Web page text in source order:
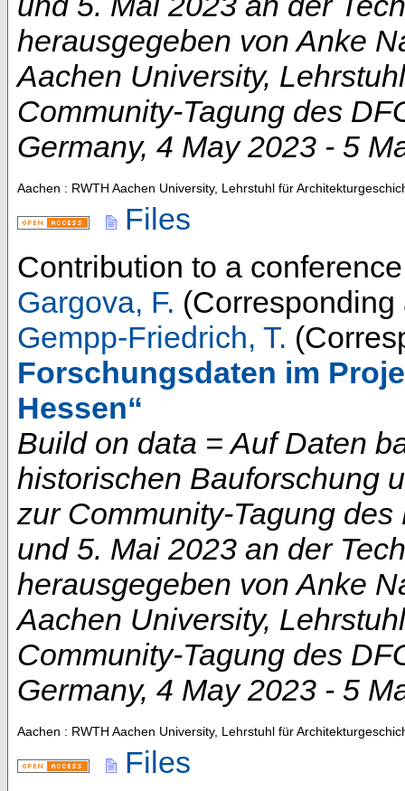
herausgegeben von Anke
Aachen University,
Community-Tagung des
Germany, 4 May 2023 - 5
Aachen : RWTH Aachen University, Lehrstuhl für
Files
Contribution to a
Gargova, F. (Corresponding
Gempp-Friedrich, T.
Forschungsdaten im
Hessen“
Build on data = Auf Daten
historischen Bauforschung
zur Community-Tagung
und 5. Mai 2023 an der
herausgegeben von Anke
Aachen University,
Community-Tagung des
Germany, 4 May 2023 - 5
Aachen : RWTH Aachen University, Lehrstuhl für
Files